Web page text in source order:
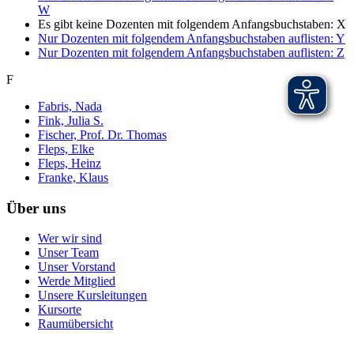
W
Es gibt keine Dozenten mit folgendem Anfangsbuchstaben: X
Nur Dozenten mit folgendem Anfangsbuchstaben auflisten: Y
Nur Dozenten mit folgendem Anfangsbuchstaben auflisten: Z
F
Fabris, Nada
Fink, Julia S.
Fischer, Prof. Dr. Thomas
Fleps, Elke
Fleps, Heinz
Franke, Klaus
Über uns
Wer wir sind
Unser Team
Unser Vorstand
Werde Mitglied
Unsere Kursleitungen
Kursorte
Raumübersicht